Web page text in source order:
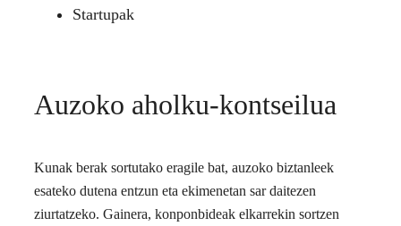
Startupak
Auzoko aholku-kontseilua
Kunak berak sortutako eragile bat, auzoko biztanleek
esateko dutena entzun eta ekimenetan sar daitezen
ziurtatzeko. Gainera, konponbideak elkarrekin sortzen